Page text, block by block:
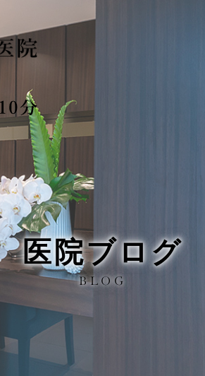
医院ブログ
BLOG